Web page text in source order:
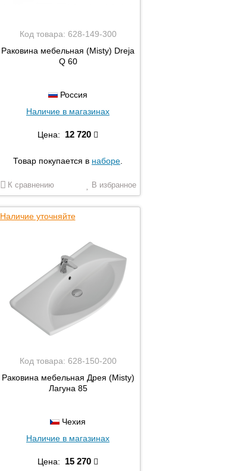
Код товара: 628-149-300
Раковина мебельная (Misty) Dreja
Q 60
Россия
Наличие в магазинах
Цена: 12 720
Товар покупается в наборе
К сравнению В избранное
Наличие уточняйте
Код товара: 628-150-200
Раковина мебельная Дрея (Misty)
Лагуна 85
Чехия
Наличие в магазинах
Цена: 15 270